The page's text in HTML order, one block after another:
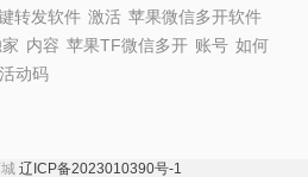
转发软件 激活 苹果微信多开软件
内容 苹果TF微信多开 账号 如何
活动码
辽ICP备2023010390号-1